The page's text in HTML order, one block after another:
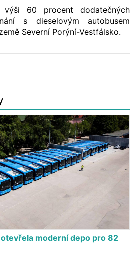
60 procent dodatečných
s dieselovým autobusem
Severní Porýní-Vestfálsko.
moderní depo pro 82